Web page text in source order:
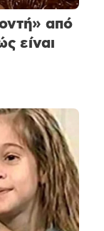
από
είναι